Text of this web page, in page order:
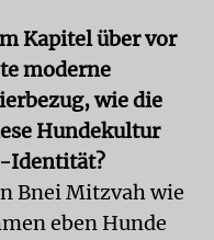
Kapitel über vor
moderne
wie die
Hundekultur
Identität?
Bnei Mitzvah wie
eben Hunde